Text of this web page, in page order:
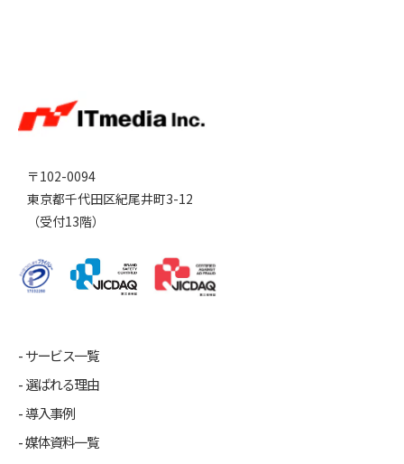
〒102-0094
東京都千代田区紀尾井町3-12
（受付13階）
サービス一覧
選ばれる理由
導入事例
媒体資料一覧